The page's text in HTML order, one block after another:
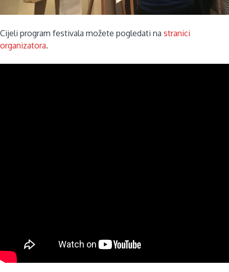
Cijeli program festivala možete pogledati na stranici
organizatora.